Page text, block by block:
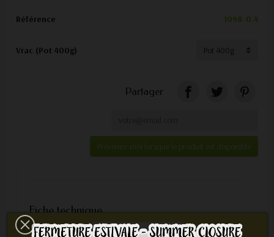
Référence 1098-0.4
Vrac (Pot 400g)
Partager
Prévenez-moi lorsque le produit est disponible
Fiche technique